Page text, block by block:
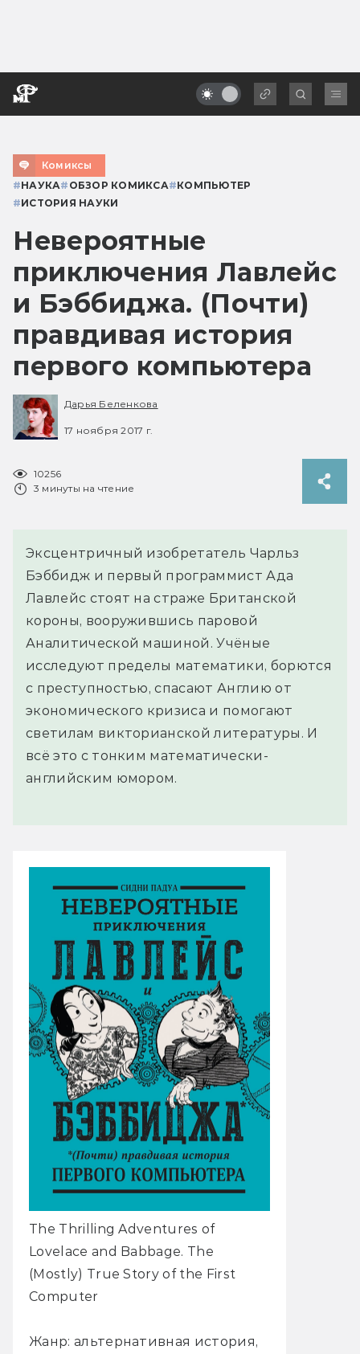
Комиксы
#НАУКА# ОБЗОР КОМИКСА#КОМПЬЮТЕР
#ИСТОРИЯ НАУКИ
Невероятные
приключения Лавлейс
и Бэббиджа. (Почти)
правдивая история
первого компьютера
Дарья Беленкова
17 ноября 2017 г.
10256
3 минуты на чтение
Эксцентричный изобретатель Чарльз
Бэббидж и первый программист Ада
Лавлейс стоят на страже Британской
короны, вооружившись паровой
Аналитической машиной. Учёные
исследуют пределы математики, борются
с преступностью, спасают Англию от
экономического кризиса и помогают
светилам викторианской литературы. И
всё это с тонким математически-
английским юмором.
The Thrilling Adventures of
Lovelace and Babbage. The
(Mostly) True Story of the First
Computer
Жанр: альтернативная история,